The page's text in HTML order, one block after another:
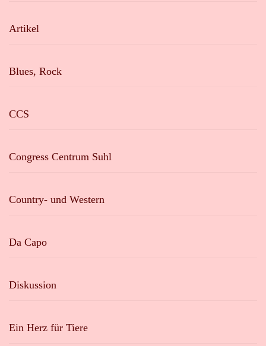
Artikel
Blues, Rock
CCS
Congress Centrum Suhl
Country- und Western
Da Capo
Diskussion
Ein Herz für Tiere